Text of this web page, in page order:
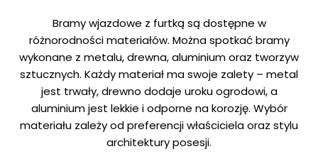
Bramy wjazdowe z furtką są dostępne w
różnorodności materiałów. Można spotkać bramy
wykonane z metalu, drewna, aluminium oraz tworzyw
sztucznych. Każdy materiał ma swoje zalety – metal
jest trwały, drewno dodaje uroku ogrodowi, a
aluminium jest lekkie i odporne na korozję. Wybór
materiału zależy od preferencji właściciela oraz stylu
architektury posesji.